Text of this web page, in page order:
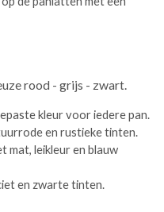
rood - grijs - zwart.
kleur voor iedere pan.
en rustieke tinten.
leikleur en blauw
en zwarte tinten.